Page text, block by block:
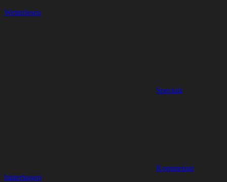
Weiterlesen
Specials
Kommentar
hinterlassen